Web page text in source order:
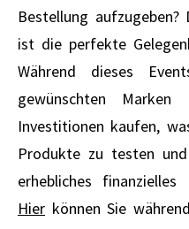
Bestellung
ist die perfekte
Während dieses
gewünschten
Investitionen kaufen,
Produkte zu testen
erhebliches
Hier können Sie